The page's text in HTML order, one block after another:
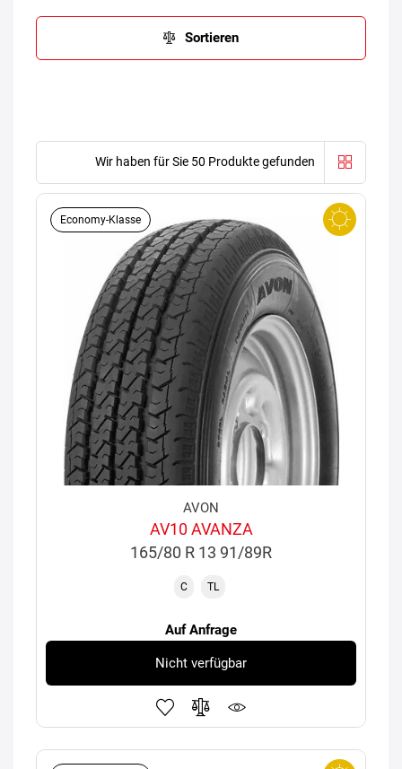
Sortieren
Wir haben für Sie 50 Produkte gefunden
Economy-Klasse
AVON
AV10 AVANZA
165/80 R 13 91/89R
C TL
Auf Anfrage
Nicht verfügbar